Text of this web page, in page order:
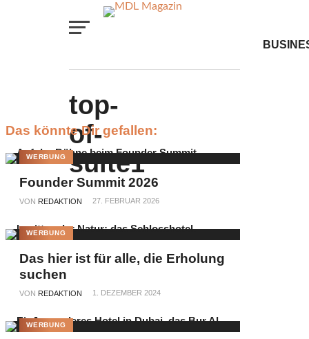
top-
of-
suite1
Das könnte Dir gefallen:
WERBUNG
Founder Summit 2026
VON REDAKTION 27. FEBRUAR 2026
WERBUNG
Das hier ist für alle, die Erholung
suchen
VON REDAKTION 1. DEZEMBER 2024
WERBUNG